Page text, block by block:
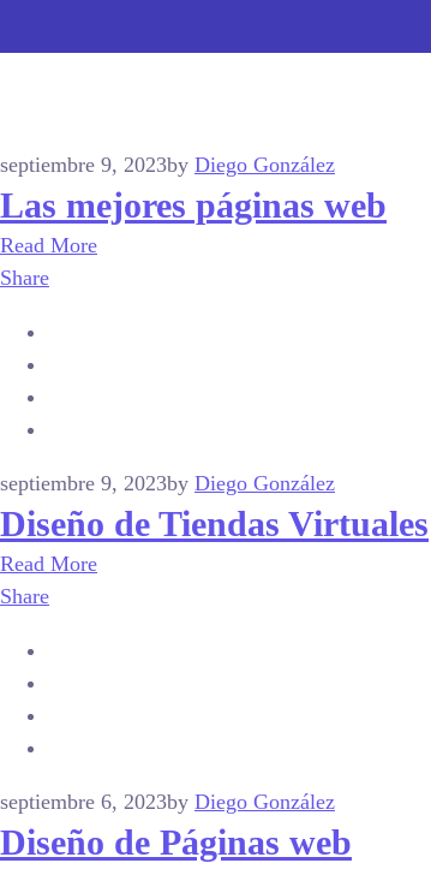
septiembre 9, 2023by Diego González
Las mejores páginas web
Read More
Share
septiembre 9, 2023by Diego González
Diseño de Tiendas Virtuales
Read More
Share
septiembre 6, 2023by Diego González
Diseño de Páginas web